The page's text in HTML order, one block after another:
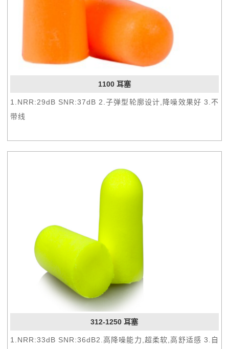
1100 耳塞
1.NRR:29dB SNR:37dB 2.子弹型轮廓设计,降噪效果好 3.不
带线
312-1250 耳塞
1.NRR:33dB SNR:36dB2.高降噪能力,超柔软,高舒适感 3.自